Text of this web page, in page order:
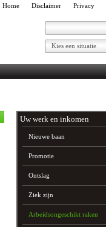
Kies een situatie
Home Disclaimer Privacy
Uw werk en inkomen
Nieuwe baan
Promotie
Ontslag
Ziek zijn
Arbeidsongeschikt raken